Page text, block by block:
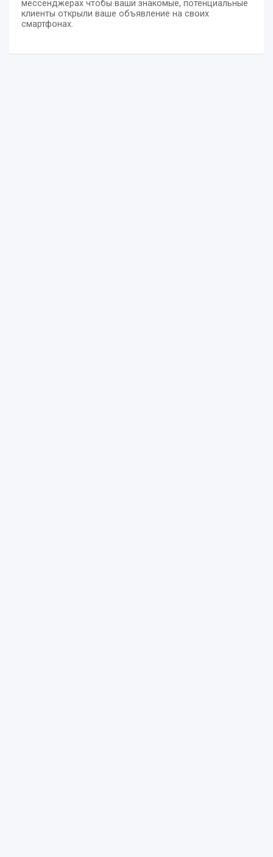
мессенджерах чтобы ваши знакомые, потенциальные
клиенты открыли ваше объявление на своих
смартфонах.